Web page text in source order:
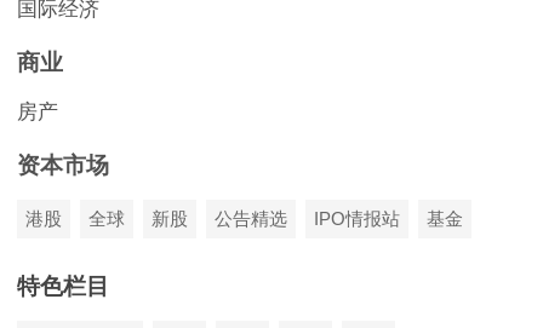
国际经济
商业
房产
资本市场
港股 全球 新股 公告精选 IPO情报站 基金
特色栏目